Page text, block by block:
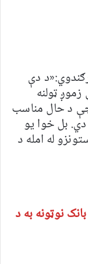
دې
ټولنه
د حال مناسب
بل خوا یو
له امله د
نوټونه به د